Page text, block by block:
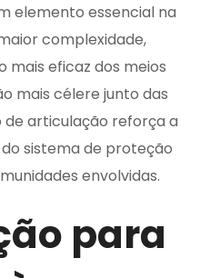
elemento essencial na
complexidade,
mais eficaz dos meios
mais célere junto das
de articulação reforça a
sistema de proteção
envolvidas.
para